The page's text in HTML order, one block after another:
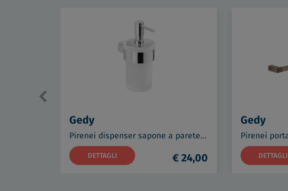
Gedy
Pirenei dispenser sapone a parete cromato e vetro satinato codice prod: 0000PI811300000
DETTAGLI € 24,00
Gedy
DETTAGLI